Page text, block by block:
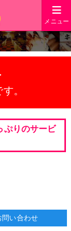
メニュー
。
ぷりのサービ
問い合わせ